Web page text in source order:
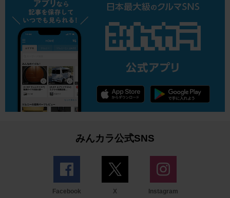
みんカラ公式SNS
Facebook X Instagram